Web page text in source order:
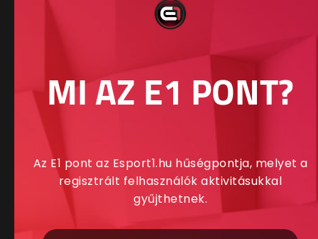
MI AZ E1 PONT?
Az E1 pont az Esport1.hu hűségpontja, melyet a
regisztrált felhasználók aktivitásukkal
gyűjthetnek.